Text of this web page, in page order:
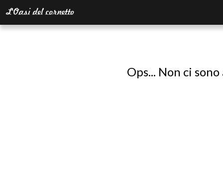
Ops... Non ci